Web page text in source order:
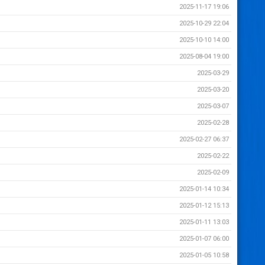
2025-11-17 19:06
2025-10-29 22:04
2025-10-10 14:00
2025-08-04 19:00
2025-03-29
2025-03-20
2025-03-07
2025-02-28
2025-02-27 06:37
2025-02-22
2025-02-09
2025-01-14 10:34
2025-01-12 15:13
2025-01-11 13:03
2025-01-07 06:00
2025-01-05 10:58